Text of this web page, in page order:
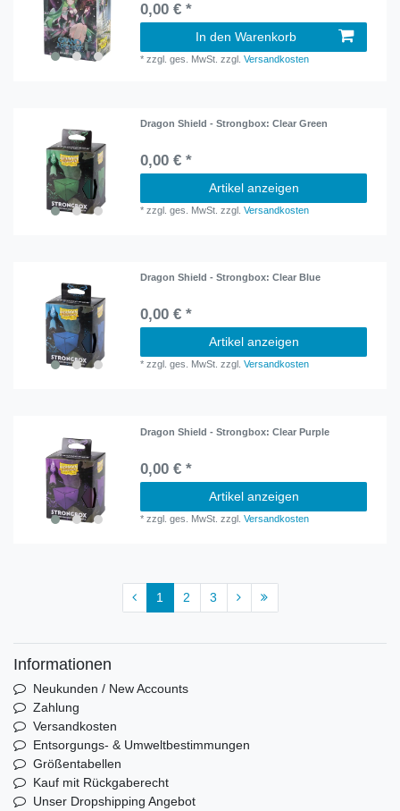
0,00 € *
In den Warenkorb
*zzgl. ges. MwSt. zzgl.Versandkosten
Dragon Shield - Strongbox: Clear Green
0,00 € *
Artikel anzeigen
*zzgl. ges. MwSt. zzgl.Versandkosten
Dragon Shield - Strongbox: Clear Blue
0,00 € *
Artikel anzeigen
*zzgl. ges. MwSt. zzgl.Versandkosten
Dragon Shield - Strongbox: Clear Purple
0,00 € *
Artikel anzeigen
*zzgl. ges. MwSt. zzgl.Versandkosten
1 2 3
Informationen
Neukunden / New Accounts
Zahlung
Versandkosten
Entsorgungs- & Umweltbestimmungen
Größentabellen
Kauf mit Rückgaberecht
Unser Dropshipping Angebot